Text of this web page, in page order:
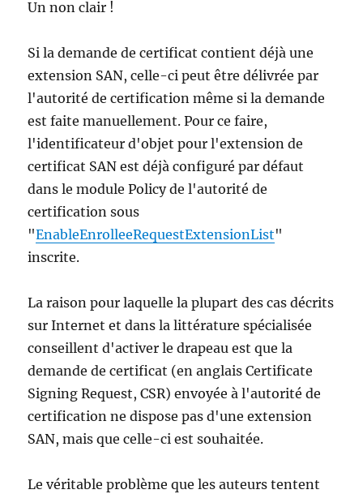
Un non clair !
Si la demande de certificat contient déjà une
extension SAN, celle-ci peut être délivrée par
l'autorité de certification même si la demande
est faite manuellement. Pour ce faire,
l'identificateur d'objet pour l'extension de
certificat SAN est déjà configuré par défaut
dans le module Policy de l'autorité de
certification sous
"EnableEnrolleeRequestExtensionList"
inscrite.
La raison pour laquelle la plupart des cas décrits
sur Internet et dans la littérature spécialisée
conseillent d'activer le drapeau est que la
demande de certificat (en anglais Certificate
Signing Request, CSR) envoyée à l'autorité de
certification ne dispose pas d'une extension
SAN, mais que celle-ci est souhaitée.
Le véritable problème que les auteurs tentent